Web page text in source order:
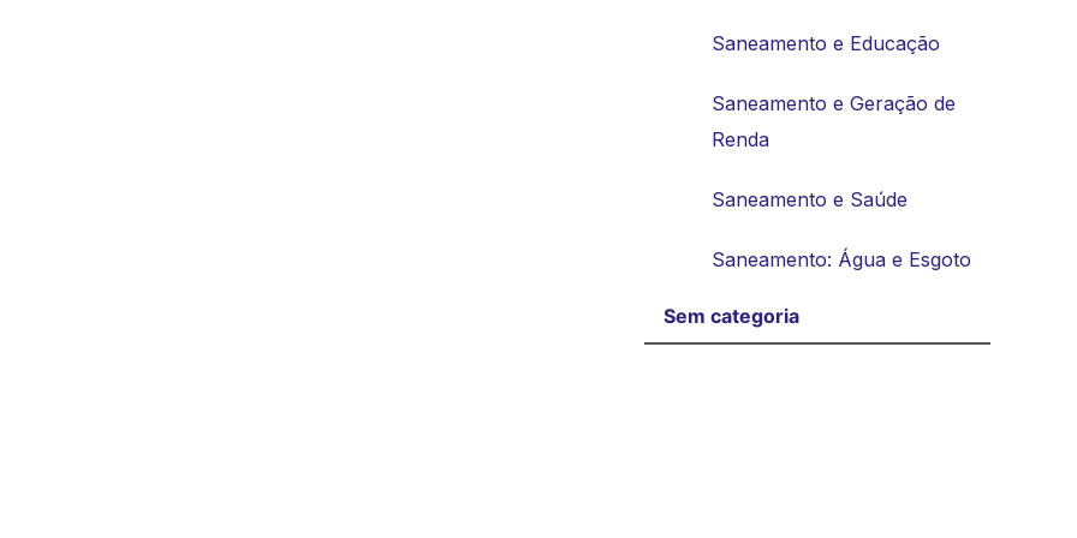
Saneamento e Educação
Saneamento e Geração de
Renda
Saneamento e Saúde
Saneamento: Água e Esgoto
Sem categoria